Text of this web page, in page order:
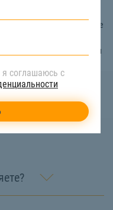
конструкций в Саратове
готовы
по цене, и ответить на ваши
я соглашаюсь с